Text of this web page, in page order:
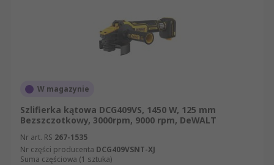
W magazynie
Szlifierka kątowa DCG409VS, 1450 W, 125 mm
Bezszczotkowy, 3000rpm, 9000 rpm, DeWALT
Nr art. RS 267-1535
Nr części producenta DCG409VSNT-XJ
Suma częściowa (1 sztuka)